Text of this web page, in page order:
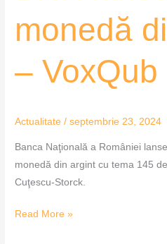
monedă
– VoxQub
Actualitate /septembrie 23, 2024
Banca Naţională a României
monedă din argint cu tema 145
Cuţescu-Storck.
Read More »